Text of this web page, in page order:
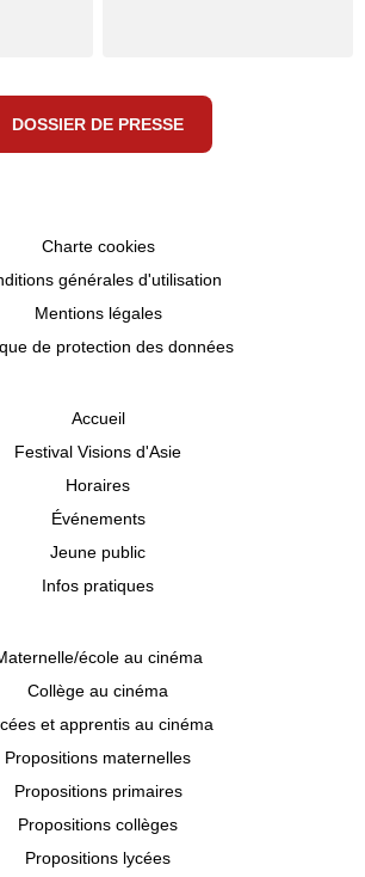
DOSSIER DE PRESSE
Charte cookies
générales d'utilisation
Mentions légales
de protection des données
Accueil
Festival Visions d'Asie
Horaires
Événements
Jeune public
Infos pratiques
école au cinéma
Collège au cinéma
et apprentis au cinéma
Propositions maternelles
Propositions primaires
Propositions collèges
Propositions lycées